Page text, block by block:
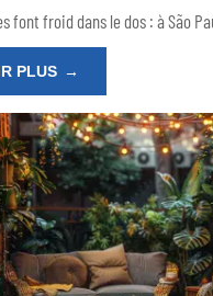
font froid dans le dos : à São
PLUS